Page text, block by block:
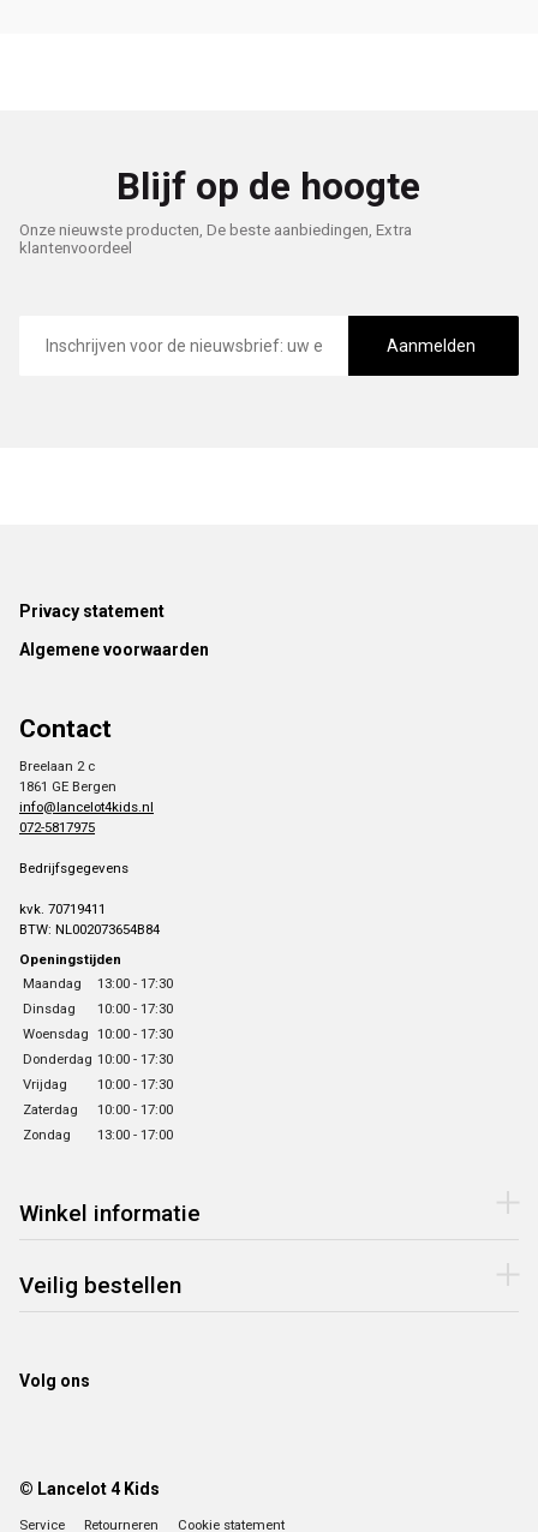
Blijf op de hoogte
Onze nieuwste producten, De beste aanbiedingen, Extra
klantenvoordeel
mailadres
Aanmelden
Footer
Privacy statement
Algemene voorwaarden
Contact
Breelaan 2 c
1861 GE Bergen
info@lancelot4kids.nl
072-5817975
Bedrijfsgegevens
kvk. 70719411
BTW: NL002073654B84
Openingstijden
Maandag
13:00 - 17:30
Dinsdag
10:00 - 17:30
Woensdag 10:00 - 17:30
Donderdag 10:00 - 17:30
Vrijdag
10:00 - 17:30
Zaterdag
10:00 - 17:00
Zondag
13:00 - 17:00
Winkel informatie
Veilig bestellen
Volg ons
© Lancelot 4 Kids
Service Retourneren Cookie statement